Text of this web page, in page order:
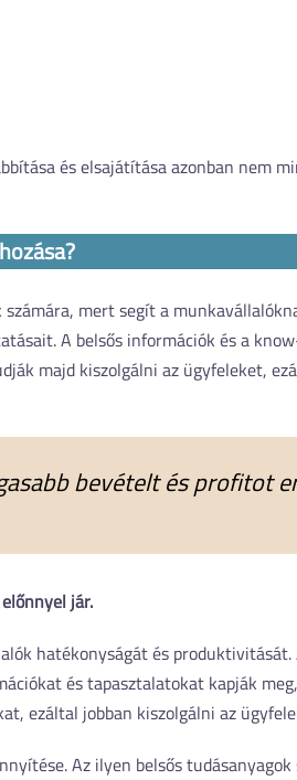
és elsajátítása azonban nem
mert segít a
A belsős információk és a
majd kiszolgálni az ügyfeleket,
bevételt és profitot
jár.
hatékonyságát és produktivitását.
és tapasztalatokat kapják
ezáltal jobban kiszolgálni az
Az ilyen belsős